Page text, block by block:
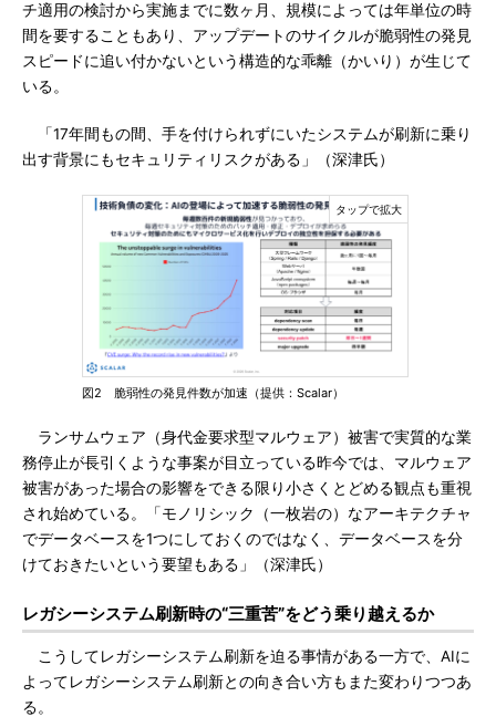
チ適用の検討から実施までに数ヶ月、規模によっては年単位の時
間を要することもあり、アップデートのサイクルが脆弱性の発見
スピードに追い付かないという構造的な乖離（かいり）が生じて
いる。
「17年間もの間、手を付けられずにいたシステムが刷新に乗り
出す背景にもセキュリティリスクがある」（深津氏）
図2 脆弱性の発見件数が加速（提供：Scalar）
ランサムウェア（身代金要求型マルウェア）被害で実質的な業
務停止が長引くような事案が目立っている昨今では、マルウェア
被害があった場合の影響をできる限り小さくとどめる観点も重視
され始めている。「モノリシック（一枚岩の）なアーキテクチャ
でデータベースを1つにしておくのではなく、データベースを分
けておきたいという要望もある」（深津氏）
レガシーシステム刷新時の“三重苦”をどう乗り越えるか
こうしてレガシーシステム刷新を迫る事情がある一方で、AIに
よってレガシーシステム刷新との向き合い方もまた変わりつつあ
る。